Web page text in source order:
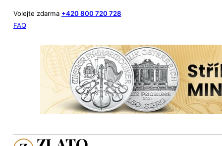
Volejte zdarma +420 800 720 728
FAQ